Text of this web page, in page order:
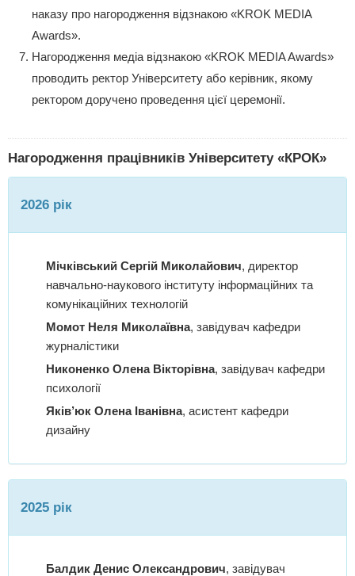
наказу про нагородження відзнакою «KROK MEDIA
Awards».
Нагородження медіа відзнакою «KROK MEDIA Awards»
проводить ректор Університету або керівник, якому
ректором доручено проведення цієї церемонії.
Нагородження працівників Університету «КРОК»
2026 рік
Мічківський Сергій Миколайович, директор
навчально-наукового інституту інформаційних та
комунікаційних технологій
Момот Неля Миколаївна, завідувач кафедри
журналістики
Никоненко Олена Вікторівна, завідувач кафедри
психології
Яків’юк Олена Іванівна, асистент кафедри
дизайну
2025 рік
Балдик Денис Олександрович, завідувач